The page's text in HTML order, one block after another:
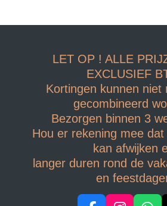
LET OP ! ALLE
EXCLUSIEF
Kortingen kunnen niet
gecombineerd
Bezorgen binnen 3
Hou er rekening mee
kan afwijken
langer duren rond de
en